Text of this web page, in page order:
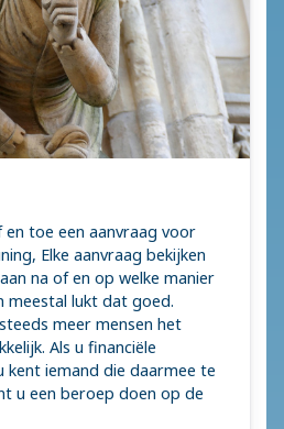
toe een aanvraag voor
Elke aanvraag bekijken
na of en op welke manier
meestal lukt dat goed.
meer mensen het
Als u financiële
iemand die daarmee te
u een beroep doen op de